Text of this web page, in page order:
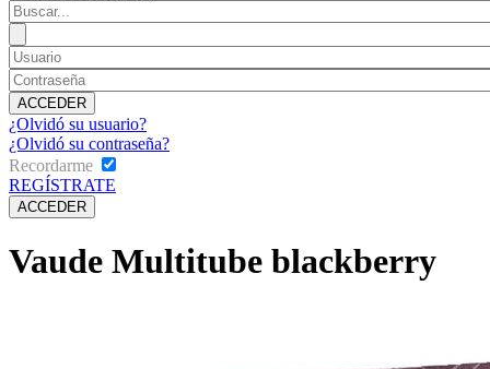
¿Olvidó su usuario?
¿Olvidó su contraseña?
Recordarme
REGÍSTRATE
Vaude Multitube blackberry